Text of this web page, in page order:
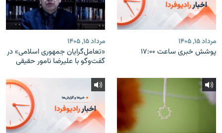
مرداد ۱۵, ۱۴۰۵
پوشش خبری ساعت ۱۷:۰۰
مرداد ۱۵, ۱۴۰۵
«تعامل‌گرایان جمهوری اسلامی» در
گفت‌وگو با علیرضا نامور حقیقی